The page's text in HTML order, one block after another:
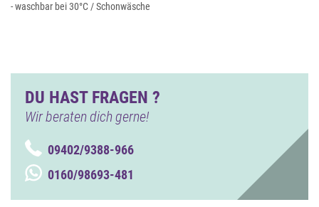
- waschbar bei 30°C / Schonwäsche
DU HAST FRAGEN ?
Wir beraten dich gerne!
09402/9388-966
0160/98693-481